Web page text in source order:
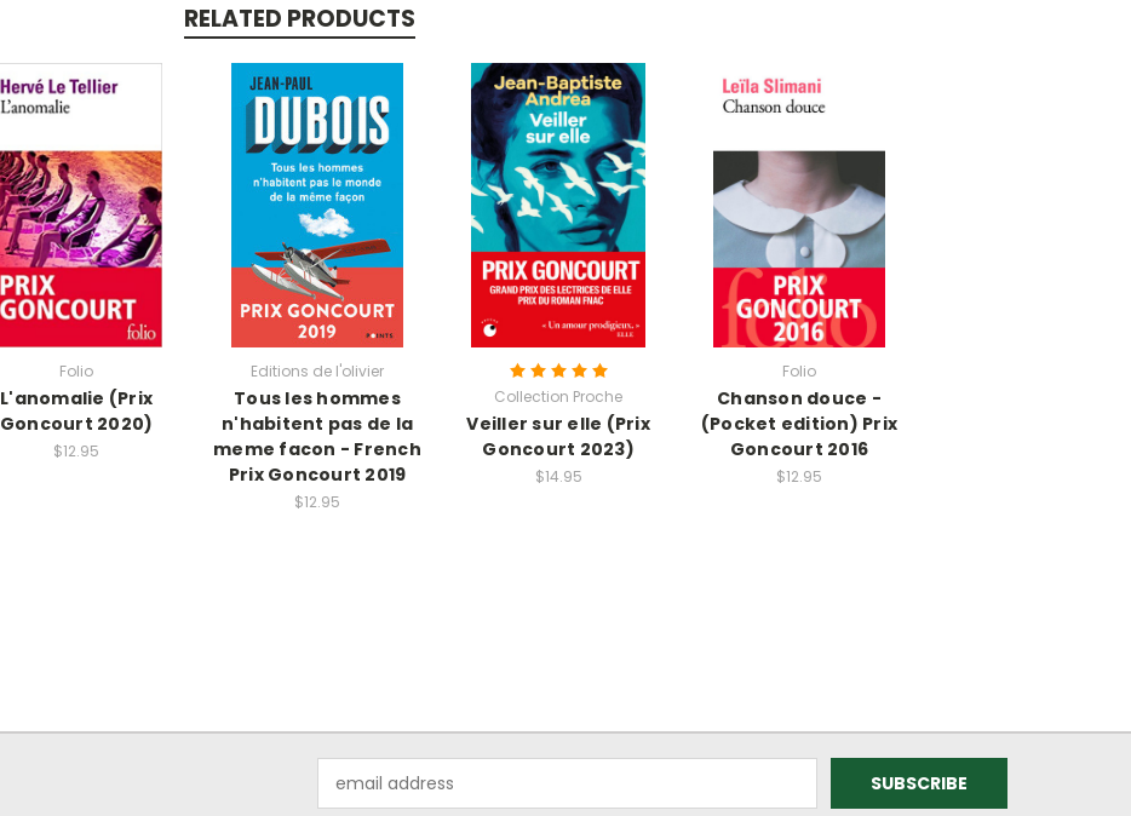
RELATED PRODUCTS
Folio
L'anomalie (Prix
Goncourt 2020)
$12.95
Editions de l'olivier
Tous les hommes
n'habitent pas de la
meme facon - French
Prix Goncourt 2019
$12.95
Collection Proche
Veiller sur elle (Prix
Goncourt 2023)
$14.95
Folio
Chanson douce -
(Pocket edition) Prix
Goncourt 2016
$12.95
Address